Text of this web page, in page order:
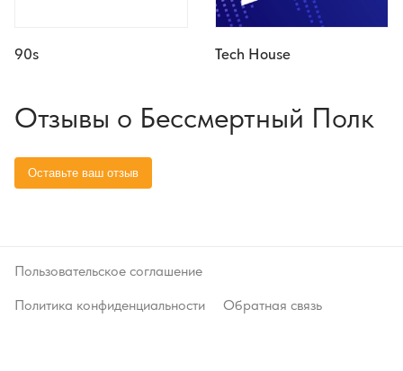
90s Tech House
Отзывы о Бессмертный Полк
Пользовательское соглашение
Политика конфиденциальности
Обратная связь